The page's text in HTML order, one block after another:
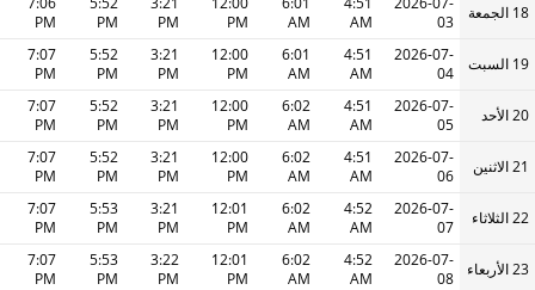
18 الجمعة
03
AM
AM
PM
PM
PM
PM
19 السبت
2026-07-
04
4:51
AM
6:01
AM
12:00
PM
3:21
PM
5:52
PM
7:07
PM
20 الأحد
2026-07-
05
4:51
AM
6:02
AM
12:00
PM
3:21
PM
5:52
PM
7:07
PM
21 الاثنين
2026-07-
06
4:51
AM
6:02
AM
12:00
PM
3:21
PM
5:52
PM
7:07
PM
22 الثلاثاء
2026-07-
07
4:52
AM
6:02
AM
12:01
PM
3:21
PM
5:53
PM
7:07
PM
23 الأربعاء
2026-07-
08
4:52
AM
6:02
AM
12:01
PM
3:22
PM
5:53
PM
7:07
PM